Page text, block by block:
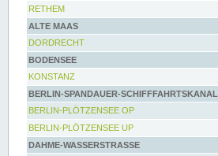
RETHEM
ALTE MAAS
DORDRECHT
BODENSEE
KONSTANZ
BERLIN-SPANDAUER-SCHIFFFAHRTSKANAL
BERLIN-PLÖTZENSEE OP
BERLIN-PLÖTZENSEE UP
DAHME-WASSERSTRASSE